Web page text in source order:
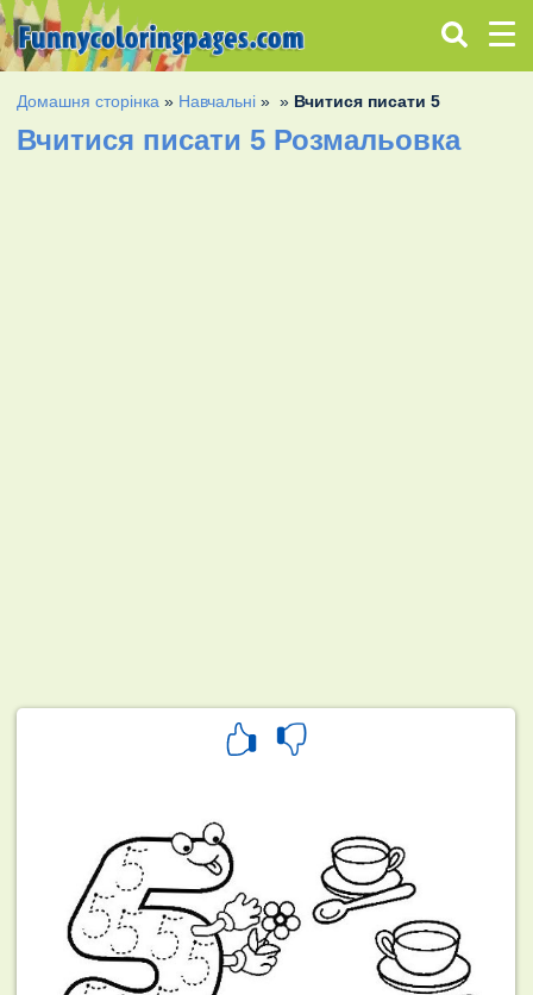
Домашня сторінка » Навчальні » » Вчитися писати 5
Вчитися писати 5 Розмальовка